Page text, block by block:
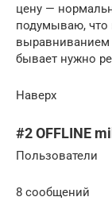
цену —
подумываю, что
выравниванием
бывает нужно
Наверх
#2 OFFLINE
Пользователи
8 сообщений